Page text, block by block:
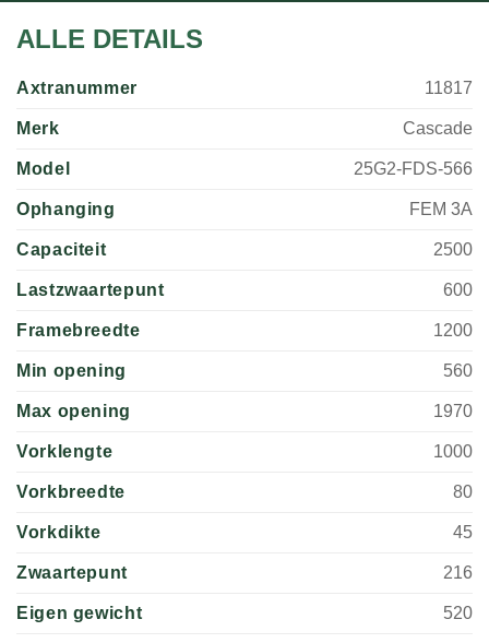
ALLE DETAILS
Axtranummer 11817
Merk Cascade
Model 25G2-FDS-566
Ophanging FEM 3A
Capaciteit 2500
Lastzwaartepunt 600
Framebreedte 1200
Min opening 560
Max opening 1970
Vorklengte 1000
Vorkbreedte 80
Vorkdikte 45
Zwaartepunt 216
Eigen gewicht 520